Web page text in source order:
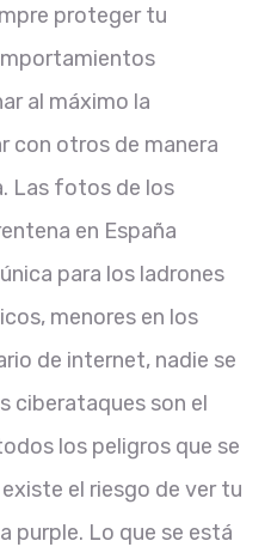
proteger tu
al máximo la
con otros de manera
Las fotos de los
en España
para los ladrones
menores en los
de internet, nadie se
ciberataques son el
los peligros que se
el riesgo de ver tu
purple. Lo que se está